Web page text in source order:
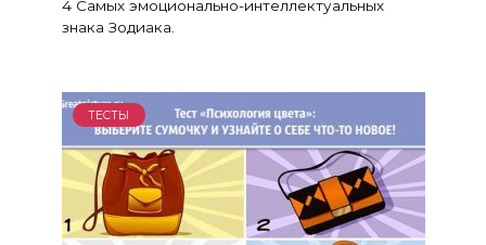
4 Самых эмоционально-интеллектуальных
знака Зодиака.
ТЕСТЫ